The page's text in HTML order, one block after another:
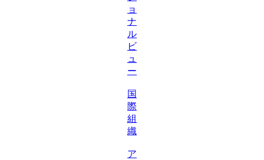
ョ
ナ
ル
ビ
ュ
ー
国
際
組
織
ア